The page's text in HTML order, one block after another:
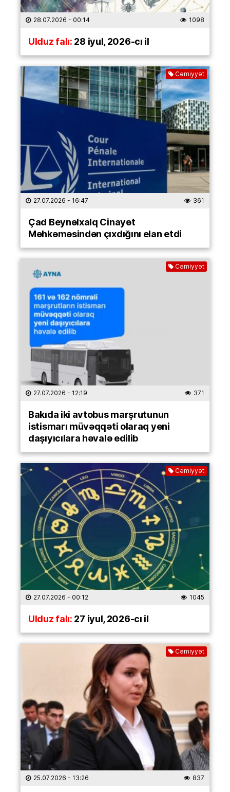
28.07.2026 - 00:14 1098
Ulduz falı:28 iyul, 2026-cı il
Cəmiyyət
27.07.2026 - 16:47 361
Çad Beynəlxalq Cinayət
Məhkəməsindən çıxdığını elan etdi
Cəmiyyət
27.07.2026 - 12:19 371
Bakıda iki avtobus marşrutunun
istismarı müvəqqəti olaraq yeni
daşıyıcılara həvalə edilib
Cəmiyyət
27.07.2026 - 00:12 1045
Ulduz falı:27 iyul, 2026-cı il
Cəmiyyət
25.07.2026 - 13:26 837